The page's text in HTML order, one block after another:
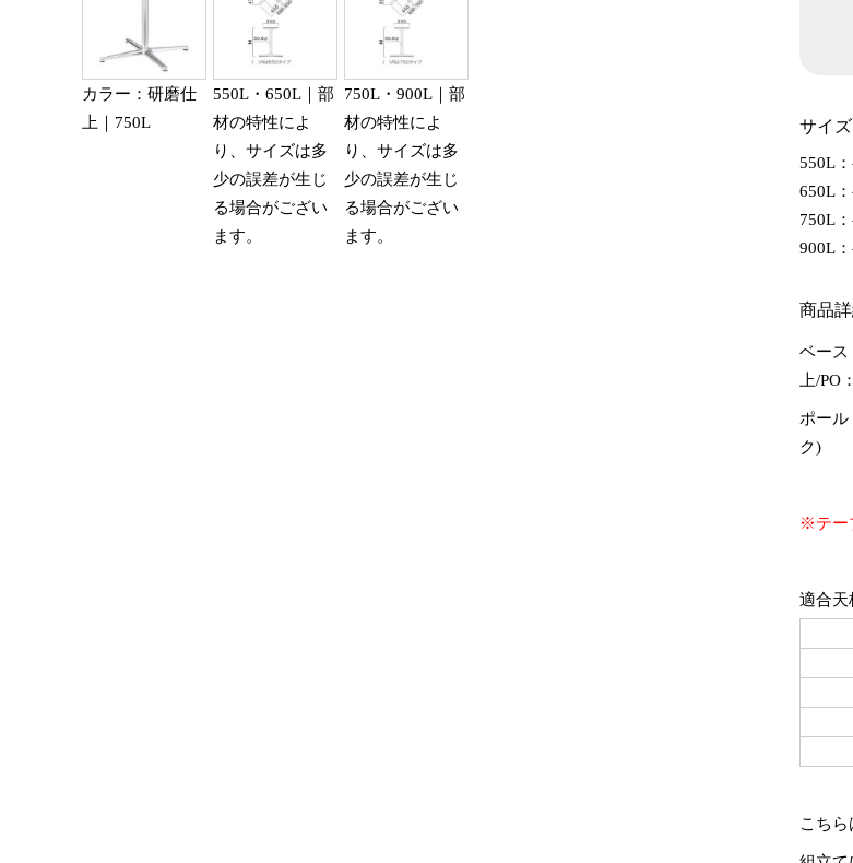
カラー：研磨仕
上｜750L
550L・650L｜部
材の特性によ
り、サイズは多
少の誤差が生じ
る場合がござい
ます。
750L・900L｜部
材の特性によ
り、サイズは多
少の誤差が生じ
る場合がござい
ます。
サイズ
550L
650L
750L
900L
商品詳
ベース
上/PO
ポール
ク)
※テー
適合天
こちら